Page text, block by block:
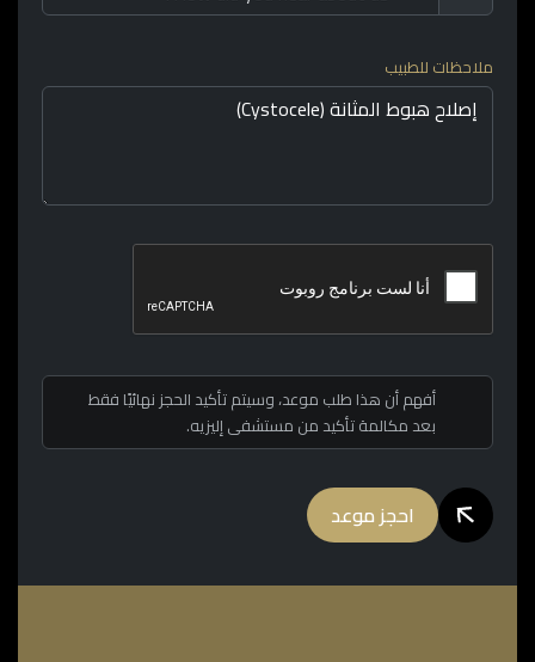
ملاحظات للطبيب
أفهم أن هذا طلب موعد، وسيتم تأكيد الحجز نهائيًا فقط
بعد مكالمة تأكيد من مستشفى إليزيه.
احجز موعد